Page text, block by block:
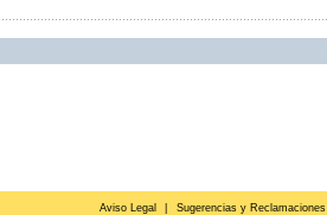
Aviso Legal Sugerencias y Reclamaciones